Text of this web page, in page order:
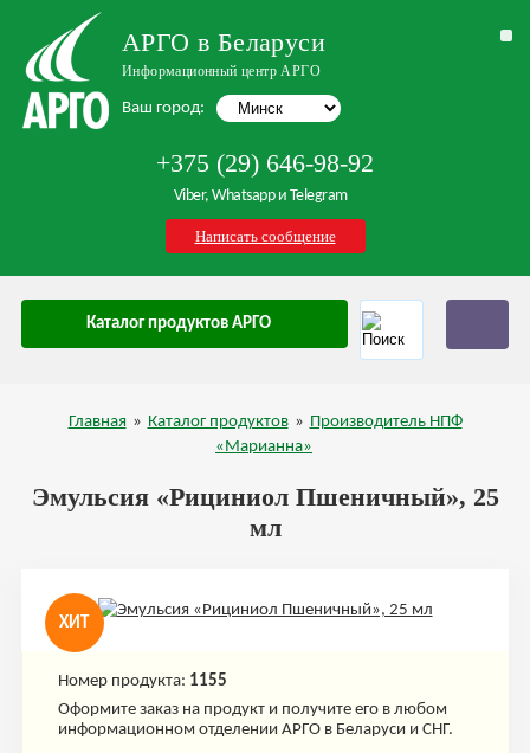
АРГО в Беларуси
Информационный центр АРГО
Ваш город:
+375 (29) 646-98-92
Viber, Whatsapp и Telegram
Написать сообщение
Каталог продуктов АРГО
Главная » Каталог продуктов » Производитель НПФ
«Марианна»
Эмульсия «Рициниол Пшеничный», 25
мл
ХИТ
Номер продукта: 1155
Оформите заказ на продукт и получите его в любом
информационном отделении АРГО в Беларуси и СНГ.